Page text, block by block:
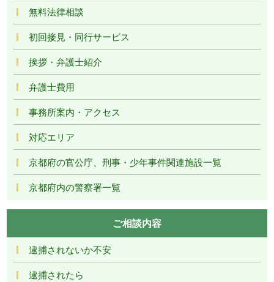
無料法律相談
初回接見・同行サービス
挨拶・弁護士紹介
弁護士費用
事務所案内・アクセス
対応エリア
京都府の官公庁、刑事・少年事件関連施設一覧
京都府内の警察署一覧
ご相談内容
逮捕されないか不安
逮捕されたら